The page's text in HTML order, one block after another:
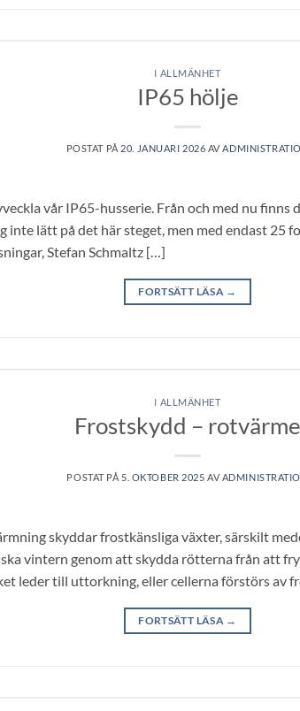
I ALLMÄNHET
IP65 hölje
POSTAT PÅ 20. JANUARI 2026 AV
vår IP65-husserie. Från och med nu
inte lätt på det här steget, men med endast 25
Stefan Schmaltz […]
FORTSÄTT LÄSA →
I ALLMÄNHET
Frostskydd – rotvärme
POSTAT PÅ 5. OKTOBER 2025 AV
skyddar frostkänsliga växter, särskilt
vintern genom att skydda rötterna från att
leder till uttorkning, eller cellerna förstörs av
FORTSÄTT LÄSA →